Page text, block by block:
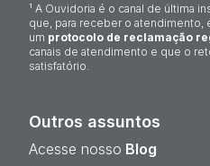
¹ A Ouvidoria é o canal de última
que, para receber o
um protocolo de reclamação
canais de atendimento e que o
satisfatório.
Outros assuntos
Acesse nosso Blog